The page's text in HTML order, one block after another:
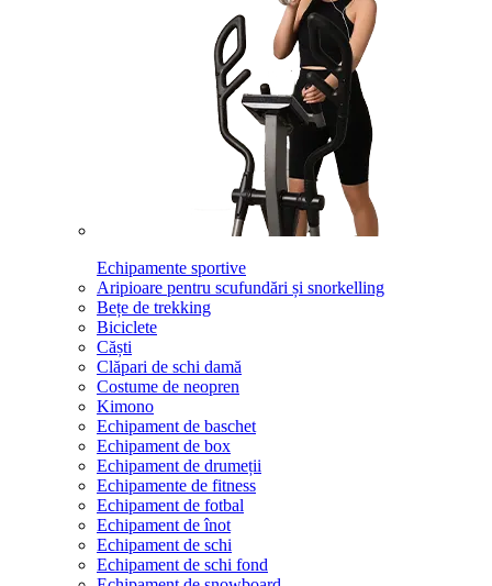
Echipamente sportive
Aripioare pentru scufundări și snorkelling
Bețe de trekking
Biciclete
Căști
Clăpari de schi damă
Costume de neopren
Kimono
Echipament de baschet
Echipament de box
Echipament de drumeții
Echipamente de fitness
Echipament de fotbal
Echipament de înot
Echipament de schi
Echipament de schi fond